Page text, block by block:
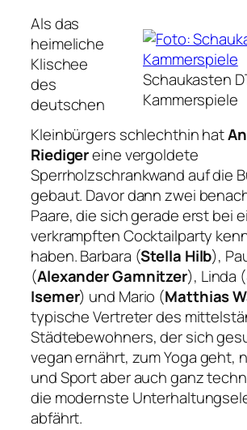
Schaukasten
Kammerspiele
Als das
heimeliche
Klischee
des
deutschen
Kleinbürgers schlechthin hat
Riedigereine vergoldete
Sperrholzschrankwand auf die
gebaut. Davor dann zwei
Paare, die sich gerade erst bei
verkrampften Cocktailparty
haben. Barbara (Stella Hilb),
(Alexander Gamnitzer), Linda (
Isemer) und Mario (Matthias
typische Vertreter des
Städtebewohners, der sich
vegan ernährt, zum Yoga geht,
und Sport aber auch ganz
die modernste
abfährt.